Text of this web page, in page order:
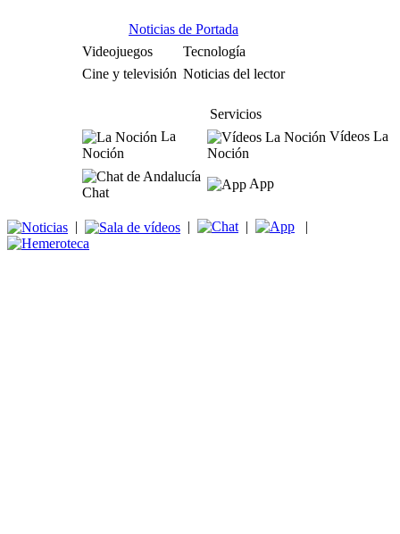
Noticias de Portada
Videojuegos
Tecnología
Cine y televisión Noticias del lector
Servicios
La
Noción
Vídeos La
Noción
Chat
App
| | | |